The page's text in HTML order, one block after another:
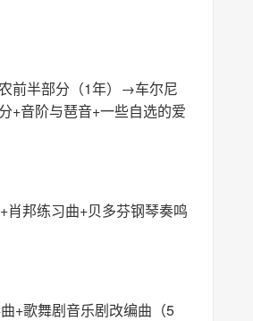
前半部分（1年）→车尔尼
+音阶与琶音+一些自选的爱
邦练习曲+贝多芬钢琴奏鸣
+歌舞剧音乐剧改编曲（5